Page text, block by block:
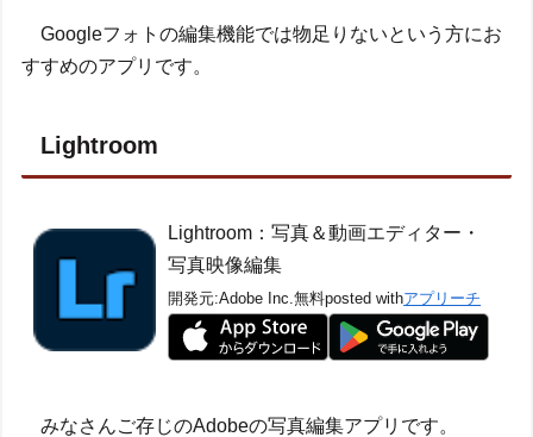
Googleフォトの編集機能では物足りないという方にお
すすめのアプリです。
Lightroom
Lightroom：写真＆動画エディター・
写真映像編集
開発元:Adobe Inc.無料posted withアプリーチ
みなさんご存じのAdobeの写真編集アプリです。